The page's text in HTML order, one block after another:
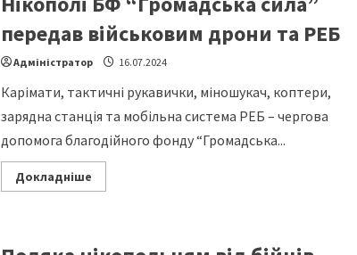
передав військовим дрони та РЕБ
Адміністратор 16.07.2024
Карімати, тактичні рукавички, міношукач, коптери,
зарядна станція та мобільна система РЕБ – чергова
допомога благодійного фонду “Громадська...
ДокладнішеRead
more
ЗСУ: